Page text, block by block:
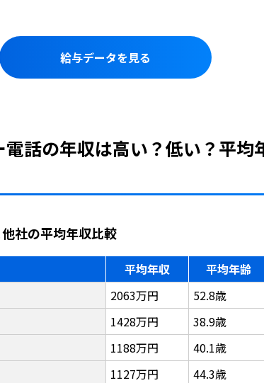
給与データを見る
電話の年収は高い？低い？平
社の平均年収比較
平均年収
平均年齢
2063万円
52.8歳
1428万円
38.9歳
1188万円
40.1歳
1127万円
44.3歳